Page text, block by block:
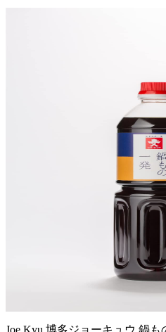
Joe Kyu 博多ジョーキュウ 鍋も